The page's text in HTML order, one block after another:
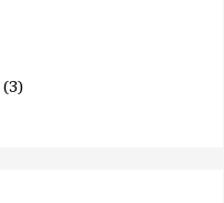
(3)